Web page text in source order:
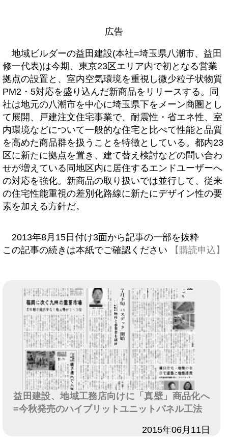
広告
地域ビルダーの益田建設(本社=埼玉県八潮市、益田
修一代表)は今期、東京23区エリア内で初となる営業
拠点の設置と、室内空気環境を重視し微少粒子状物質
PM2・5対応を盛り込んだ新商品をリリースする。同
社は地元の八潮市を中心に埼玉県下をメーン商圏とし
て展開、戸建注文住宅事業で、耐震性・省エネ性、室
内環境などについて一般的な住宅と比べて性能と品質
を高めた商品群を扱うことを特徴としている。都内23
区に新たに拠点を置き、建て替え検討などの問い合わ
せが増えている同地区内に居住するエンドユーザーへ
の対応を強化。新商品の取り扱いでは並行して、従来
の住宅性能重視の差別化路線に新たにデザイン性の要
素を加える方針だ。
2013年8月15日付け3面から記事の一部を抜粋
この記事の続きは本紙でご確認ください
【購読申込】
益田建設、地域工務店向けに「真壁」商品化へ
=今秋発売のハイブリットユニットパネル工法
2015年06月11日